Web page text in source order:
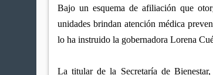
Bajo un esquema de afiliación que
unidades brindan atención médica
lo ha instruido la gobernadora Lorena
La titular de la Secretaría de